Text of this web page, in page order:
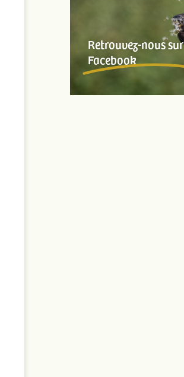
Retrouvez-nous sur
Facebook